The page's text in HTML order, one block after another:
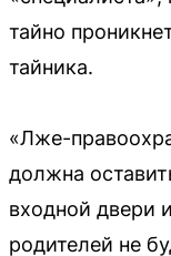
тайно
тайника.
«Лже-
должна
входной двери
родителей не